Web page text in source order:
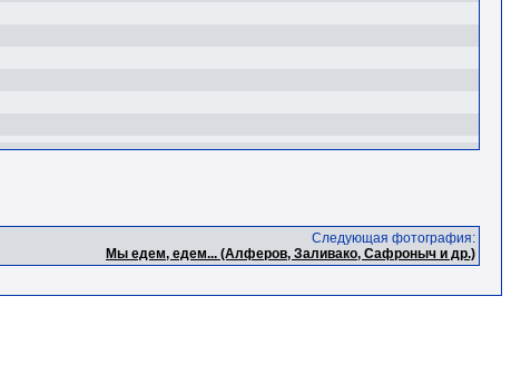
Следующая фотография:
Мы едем, едем... (Алферов, Заливако, Сафроныч и др.)